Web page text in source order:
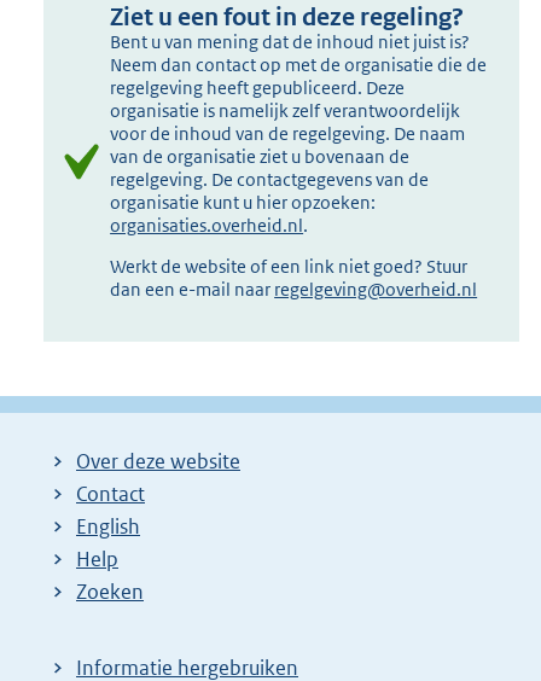
Ziet u een fout in deze regeling?
Bent u van mening dat de inhoud niet juist is?
Neem dan contact op met de organisatie die de
regelgeving heeft gepubliceerd. Deze
organisatie is namelijk zelf verantwoordelijk
voor de inhoud van de regelgeving. De naam
van de organisatie ziet u bovenaan de
regelgeving. De contactgegevens van de
organisatie kunt u hier opzoeken:
organisaties.overheid.nl.
Werkt de website of een link niet goed? Stuur
dan een e-mail naar regelgeving@overheid.nl
Over deze website
Contact
English
Help
Zoeken
Informatie hergebruiken